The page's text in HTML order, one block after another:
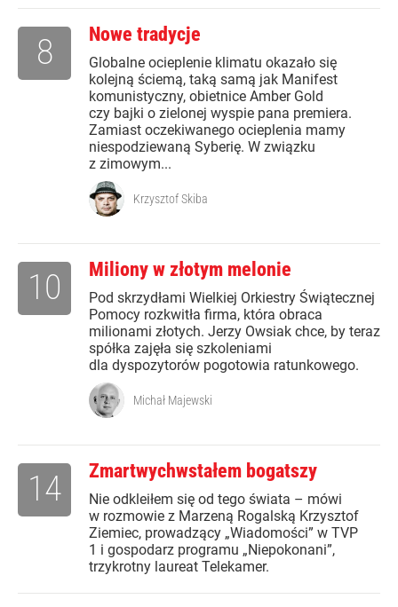
Nowe tradycje
Globalne ocieplenie klimatu okazało się
kolejną ściemą, taką samą jak Manifest
komunistyczny, obietnice Amber Gold
czy bajki o zielonej wyspie pana premiera.
Zamiast oczekiwanego ocieplenia mamy
niespodziewaną Syberię. W związku
z zimowym...
8
Krzysztof Skiba
Miliony w złotym melonie
Pod skrzydłami Wielkiej Orkiestry Świątecznej
Pomocy rozkwitła firma, która obraca
milionami złotych. Jerzy Owsiak chce, by teraz
spółka zajęła się szkoleniami
dla dyspozytorów pogotowia ratunkowego.
10
Michał Majewski
Zmartwychwstałem bogatszy
Nie odkleiłem się od tego świata – mówi
w rozmowie z Marzeną Rogalską Krzysztof
Ziemiec, prowadzący „Wiadomości” w TVP
1 i gospodarz programu „Niepokonani”,
trzykrotny laureat Telekamer.
14